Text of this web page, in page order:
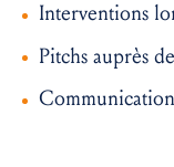
Interventions
Pitchs auprès